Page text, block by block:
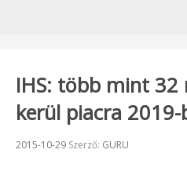
IHS: több mint 32
kerül piacra 2019-
Beküldve:
2015-10-29 Szerző: GURU